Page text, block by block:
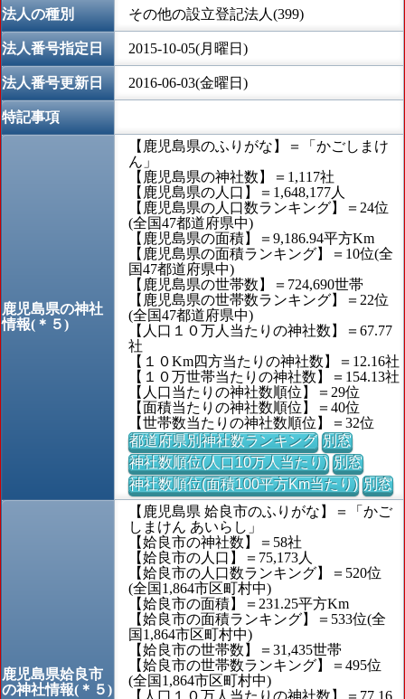
法人の種別 その他の設立登記法人(399)
法人番号指定日 2015-10-05(月曜日)
法人番号更新日 2016-06-03(金曜日)
特記事項
鹿児島県の神社
情報(＊５)
【鹿児島県のふりがな】＝「かごしまけ
ん」
【鹿児島県の神社数】＝1,117社
【鹿児島県の人口】＝1,648,177人
【鹿児島県の人口数ランキング】＝24位
(全国47都道府県中)
【鹿児島県の面積】＝9,186.94平方Km
【鹿児島県の面積ランキング】＝10位(全
国47都道府県中)
【鹿児島県の世帯数】＝724,690世帯
【鹿児島県の世帯数ランキング】＝22位
(全国47都道府県中)
【人口１０万人当たりの神社数】＝67.77
社
【１０Km四方当たりの神社数】＝12.16社
【１０万世帯当たりの神社数】＝154.13社
【人口当たりの神社数順位】＝29位
【面積当たりの神社数順位】＝40位
【世帯数当たりの神社数順位】＝32位
都道府県別神社数ランキング 別窓
神社数順位(人口10万人当たり) 別窓
神社数順位(面積100平方Km当たり) 別窓
鹿児島県姶良市
の神社情報(＊５)
【鹿児島県 姶良市のふりがな】＝「かご
しまけん あいらし」
【姶良市の神社数】＝58社
【姶良市の人口】＝75,173人
【姶良市の人口数ランキング】＝520位
(全国1,864市区町村中)
【姶良市の面積】＝231.25平方Km
【姶良市の面積ランキング】＝533位(全
国1,864市区町村中)
【姶良市の世帯数】＝31,435世帯
【姶良市の世帯数ランキング】＝495位
(全国1,864市区町村中)
【人口１０万人当たりの神社数】＝77.16